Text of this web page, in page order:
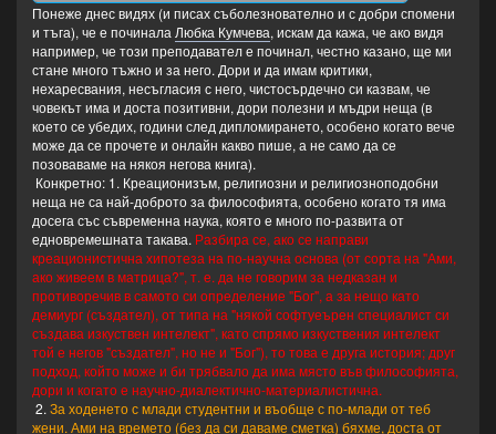
"Един друг от нашите (сигурно най-дразнещият -
убеждаваще като поп, че светът няма как да се
"самосъздаде" и всичко е "творение" + ходеше с
млади студентки нон-стоп + поддържаше
агностични позиции - че нещата не са много
познаваеми... Абе, ужас тоя - с изключение на него,
останалите ни преподаватели си ги харесвах!)... ТА
ТОЯ ТОЧНО ПРЕДСТАВИ СИ ХОДИЛ ИЗ ЦЯЛА
АЗИЯ!!! (Сега научавам):
...
...
- Ей-такива простотии пише, ако те заинтригува,
ще ти го дам... Става за хумористично четиво...
А там, където го обкръжили мюсюлманите и той
взел да дискутира с тях Осама бин Ладен си е живо
свидетелство колкото е тъп! Пак късметлия, че не
са му теглили някой бой (най-малкото)!
...
- Ето това се случва, когато някой минал за малко и
Понеже днес видях (и писах съболезнователно и с добри спомени
и тъга), че е починалаЛюбка Кумчева, искам да кажа, че ако видя
например, че този преподавател е починал, честно казано, ще ми
стане много тъжно и за него. Дори и да имам критики,
нехаресвания, несъгласия с него, чистосърдечно си казвам, че
човекът има и доста позитивни, дори полезни и мъдри неща (в
което се убедих, години след дипломирането, особено когато вече
може да се прочете и онлайн какво пише, а не само да се
позоваваме на някоя негова книга).
Конкретно: 1. Креационизъм, религиозни и религиозноподобни
неща не са най-доброто за философията, особено когато тя има
досега със съвременна наука, която е много по-развита от
едновремешната такава. Разбира се, ако се направи
креационистична хипотеза на по-научна основа (от сорта на "Ами,
ако живеем в матрица?", т. е. да не говорим за недказан и
противоречив в самото си определение "Бог", а за нещо като
демиург (създател), от типа на "някой софтуеърен специалист си
създава изкуствен интелект", като спрямо изкуствения интелект
той е негов "създател", но не и "Бог"), то това е друга история; друг
подход, който може и би трябвало да има място във философията,
дори и когато е научно-диалектично-материалистична.
2.За ходенето с млади студентни и въобще с по-млади от теб
жени. Ами на времето (без да си даваме сметка) бяхме, доста от